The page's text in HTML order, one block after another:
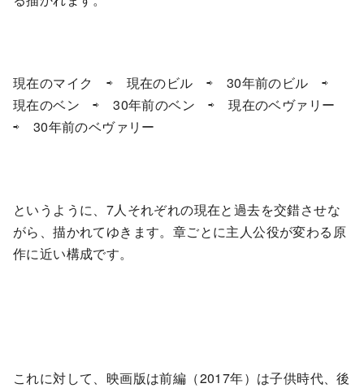
現在のマイク ⇨ 現在のビル ⇨ 30年前のビル ⇨
現在のベン ⇨ 30年前のベン ⇨ 現在のベヴァリー
⇨ 30年前のベヴァリー
というように、7人それぞれの現在と過去を交錯させな
がら、描かれてゆきます。章ごとに主人公役が変わる原
作に近い構成です。
これに対して、映画版は前編（2017年）は子供時代、後